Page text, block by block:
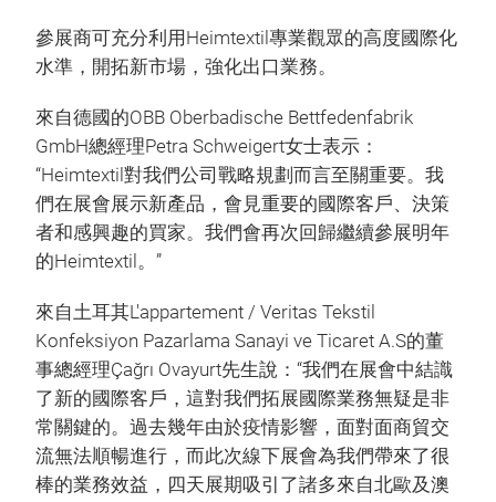
參展商可充分利用Heimtextil專業觀眾的高度國際化
水準，開拓新市場，強化出口業務。
來自德國的OBB Oberbadische Bettfedenfabrik
GmbH總經理Petra Schweigert女士表示：
“Heimtextil對我們公司戰略規劃而言至關重要。我
們在展會展示新產品，會見重要的國際客戶、決策
者和感興趣的買家。我們會再次回歸繼續參展明年
的Heimtextil。”
來自土耳其L'appartement / Veritas Tekstil
Konfeksiyon Pazarlama Sanayi ve Ticaret A.S的董
事總經理Çağrı Ovayurt先生說：“我們在展會中結識
了新的國際客戶，這對我們拓展國際業務無疑是非
常關鍵的。過去幾年由於疫情影響，面對面商貿交
流無法順暢進行，而此次線下展會為我們帶來了很
棒的業務效益，四天展期吸引了諸多來自北歐及澳